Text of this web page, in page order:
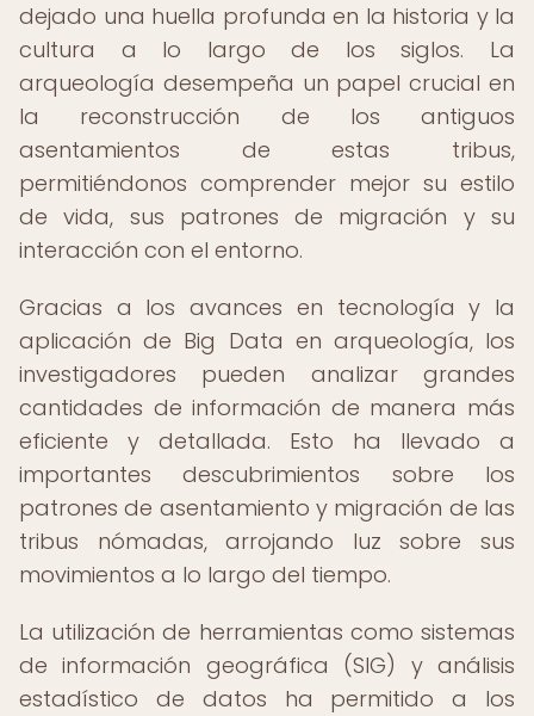
dejado una huella profunda en la historia y la
cultura a lo largo de los siglos. La
arqueología desempeña un papel crucial en
la reconstrucción de los antiguos
asentamientos de estas tribus,
permitiéndonos comprender mejor su estilo
de vida, sus patrones de migración y su
interacción con el entorno.
Gracias a los avances en tecnología y la
aplicación de Big Data en arqueología, los
investigadores pueden analizar grandes
cantidades de información de manera más
eficiente y detallada. Esto ha llevado a
importantes descubrimientos sobre los
patrones de asentamiento y migración de las
tribus nómadas, arrojando luz sobre sus
movimientos a lo largo del tiempo.
La utilización de herramientas como sistemas
de información geográfica (SIG) y análisis
estadístico de datos ha permitido a los